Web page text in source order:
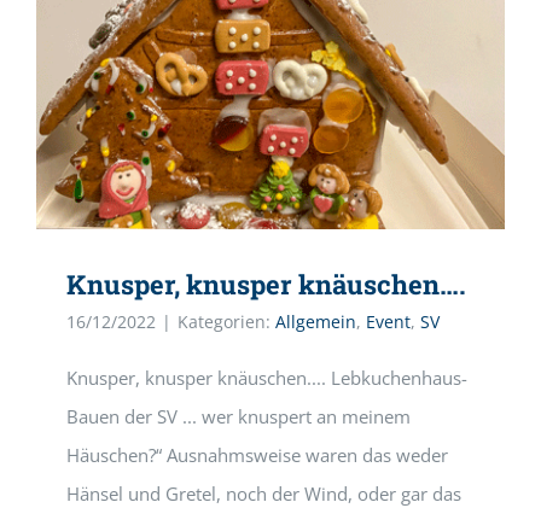
Knusper, knusper knäuschen….
16/12/2022 | Kategorien: Allgemein, Event, SV
Knusper, knusper knäuschen.... Lebkuchenhaus-
Bauen der SV ... wer knuspert an meinem
Häuschen?“ Ausnahmsweise waren das weder
Hänsel und Gretel, noch der Wind, oder gar das